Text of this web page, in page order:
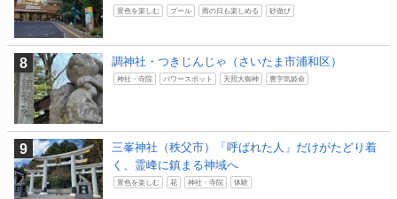
景色を楽しむ プール 雨の日も楽しめる 砂遊び
調神社・つきじんじゃ（さいたま市浦和区）
神社・寺院 パワースポット 天照大御神 豊宇気姫命
三峯神社（秩父市）「呼ばれた人」だけがたどり着
く、霊峰に鎮まる神域へ
景色を楽しむ 花 神社・寺院 体験